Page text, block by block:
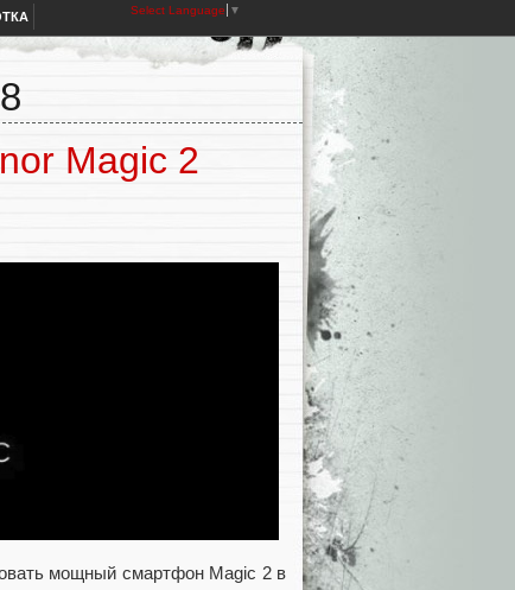
Select Language ▼
Magic 2
мощный смартфон Magic 2 в